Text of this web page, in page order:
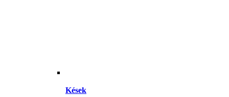
Kések